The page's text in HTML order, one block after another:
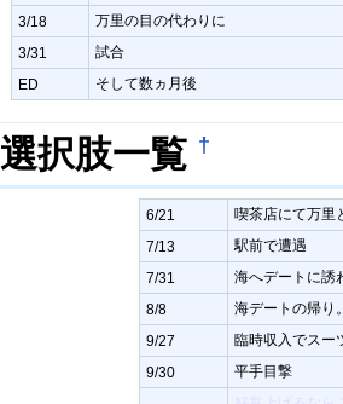
3/18 万里の目の代わりに
3/31 試合
ED そして数ヵ月後
選択肢一覧 †
6/21 喫茶店にて万里
7/13 駅前で遭遇
7/31 海へデートに誘
8/8 海デートの帰り
9/27 臨時収入でスー
9/30
平手目撃